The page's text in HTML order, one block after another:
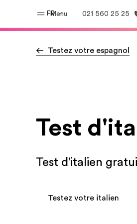
Menu
FR 021 560 25 25
Testez votre espagnol
Test
Test d'italien
Testez votre italien